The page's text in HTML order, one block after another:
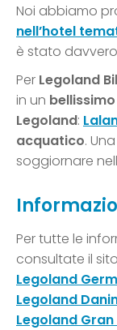
Noi abbiamo
nell’hotel
è stato
Per Legoland
in un
Legoland:
acquatico.
soggiornare
Per tutte le
consultate il
Legoland
Legoland
Legoland